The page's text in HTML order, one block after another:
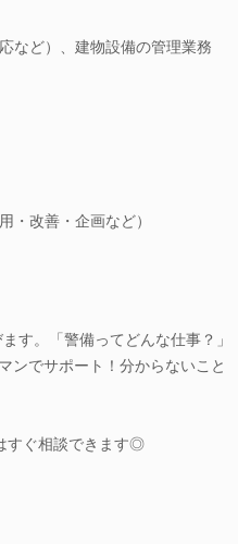
など）、建物設備の管理業務
・改善・企画など）
す。「警備ってどんな仕事？」
ンでサポート！分からないこと
すぐ相談できます◎